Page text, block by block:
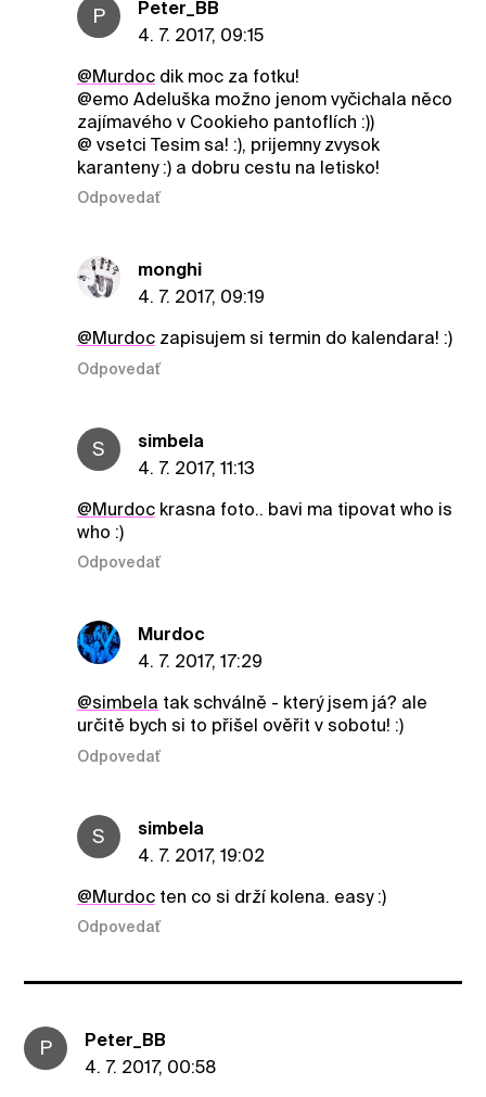
P
Peter_BB
4. 7. 2017, 09:15
@Murdocdik moc za fotku!
@emo Adeluška možno jenom vyčichala něco
zajímavého v Cookieho pantoflích :))
@ vsetci Tesim sa! :), prijemny zvysok
karanteny :) a dobru cestu na letisko!
Odpovedať
monghi
4. 7. 2017, 09:19
@Murdoczapisujem si termin do kalendara! :)
Odpovedať
S
simbela
4. 7. 2017, 11:13
@Murdockrasna foto.. bavi ma tipovat who is
who :)
Odpovedať
Murdoc
4. 7. 2017, 17:29
@simbela tak schválně - který jsem já? ale
určitě bych si to přišel ověřit v sobotu! :)
Odpovedať
S
simbela
4. 7. 2017, 19:02
@Murdocten co si drží kolena. easy :)
Odpovedať
P
Peter_BB
4. 7. 2017, 00:58